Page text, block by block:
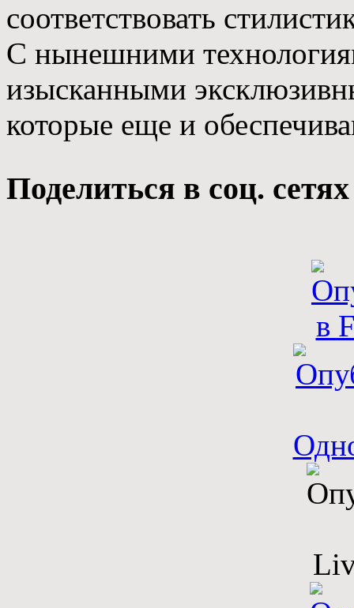
соответствовать
С нынешними
изысканными
которые еще и
Поделиться в соц. сетях